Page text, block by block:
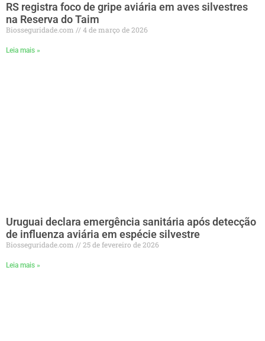
RS registra foco de gripe aviária em aves silvestres
na Reserva do Taim
Biosseguridade.com 4 de março de 2026
Leia mais »
Uruguai declara emergência sanitária após detecção
de influenza aviária em espécie silvestre
Biosseguridade.com 25 de fevereiro de 2026
Leia mais »